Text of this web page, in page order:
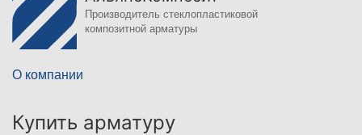
Производитель стеклопластиковой
композитной арматуры
О компании
Купить арматуру